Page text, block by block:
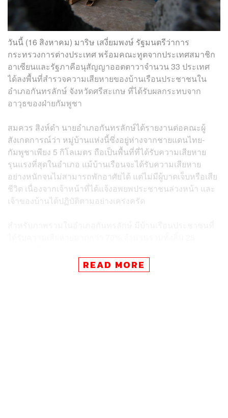
วันนี้ (16 สิงหาคม) มาริษ เสงี่ยมพงษ์ รัฐมนตรีว่าการ
กระทรวงการต่างประเทศ พร้อมคณะทูตจากประเทศสมาชิก
อาเซียนและรัฐภาคีอนุสัญญาออตตาวาจำนวน 33 ประเทศ
ได้ลงพื้นที่สำรวจความเสียหายของบ้านเรือนประชาชนใน
อำเภอกันทรลักษ์ จังหวัดศรีสะเกษ ที่ได้รับผลกระทบจาก
อาวุธของฝ่ายกัมพูชา
สมควร สิงห์ดำ นายอำเภอกันทรลักษ์ได้รายงานต่อคณะผู้
สังเกตการณ์ว่า หมู่บ้านแห่งนี้ซึ่งอยู่ห่างจากชายแดนไทย-
กัมพูชาเพียง 5 กิโลเมตร ถือเป็นพื้นที่ที่ได้รับความเสียหาย
รุนแรงที่สุดในอำเภอ แม้บ้านเรือนจะได้รับความเสียหาย
อย่างหนักจนไม่สามารถพักอาศัยได้ แต่ไม่มีผู้บาดเจ็บหรือเสีย
ชีวิต เนื่องจากเจ้าหน้าที่ได้แจ้งอพยพประชาชนล่วงหน้า และ
เจ้าของบ้านได้ปฏิบัติตามอย่างเคร่งครัด
หลังจากการรับฟังรายงาน คณะผู้สังเกตการณ์ได้เดินสำรวจ
READ MORE